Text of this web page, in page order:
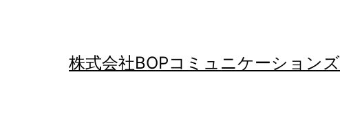
株式会社BOPコミュニケーションズ